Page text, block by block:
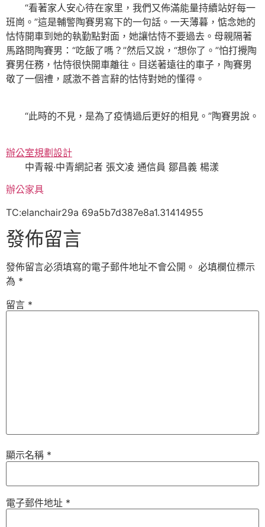
“看著家人安心待在家里，我們又佈滿能量持續站好每一
班崗。”這是輔警陶賽男寫下的一句話。一天薄暮，惦念她的
怙恃開車到她的執勤點對面，她讓怙恃不要過去。母親隔著
馬路問陶賽男：“吃飯了嗎？”然后又說，“想你了。”怕打攪陶
賽男任務，怙恃很快開車離往。目送著遠往的車子，陶賽男
敬了一個禮，感激不善言辭的怙恃對她的懂得。
“此時的不見，是為了疫情過后更好的相見。”陶賽男說。
辦公室規劃設計
中青報·中青網記者 張文凌 通信員 鄒昌義 楊漾
辦公家具
TC:elanchair29a 69a5b7d387e8a1.31414955
發佈留言
發佈留言必須填寫的電子郵件地址不會公開。 必填欄位標示
為 *
留言 *
顯示名稱 *
電子郵件地址 *